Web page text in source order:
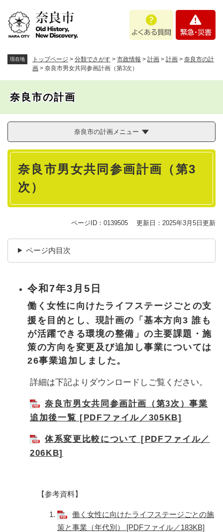
あ
問
・
現在地 トップページ > 分類でさがす > 市政情報 > 計画 > 計画 > 奈良市の計
画 > 奈良市男女共同参画計画（第3次）
奈良市の計画
奈良市の計画メニュー
本
奈良市男女共同参画計画（第3
次）
ページID：0139505 更新日：2025年3月5日更新
ページ内目次
令和7年3月5日
働く女性に向けたライフステージごとの支
援を目的とし、現計画の「基本方向3 誰も
が活躍できる環境の整備」の主要課題・施
策の方向を変更及び追加し事業については
26事業追加しました。​
詳細は下記よりダウンロードしご覧ください。
奈良市男女共同参画計画（第3次）事業
追加後一覧 [PDFファイル／305KB]
体系変更比較について [PDFファイル／
206KB]
​【参考資料​】
働く女性に向けたライフステージごとの施
策と事業（年代別） [PDFファイル／183KB]